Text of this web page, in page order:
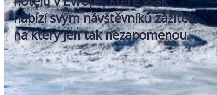
nabízí svým návštěvníků zážitek,
na který jen tak nezapomenou.